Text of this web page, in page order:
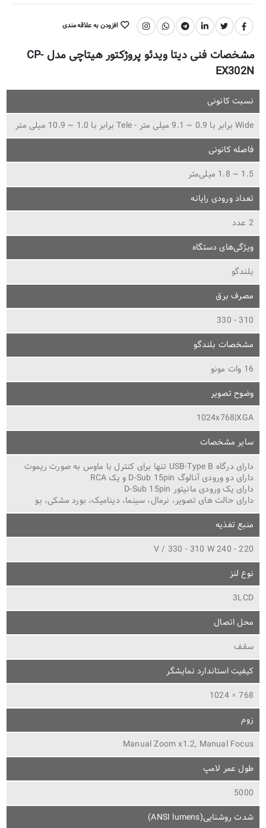
اشتراک گذاری: افزودن به علاقه مندی
مشخصات فنی دیتا ویدئو پروژکتور هیتاچی مدل CP-
EX302N
نسبت کانونی
Wide برابر با 0.9 ~ 9.1 میلی متر - Tele برابر با 1.0 ~ 10.9 میلی متر
فاصله کانونی
1.5 ~ 1.8 میلی‌متر
تعداد ورودی رایانه
2 عدد
ویژگی‌های دستگاه
بلندگو
مصرف برق
310 - 330
مشخصات بلندگو
16 وات مونو
وضوح تصویر
1024x768|XGA
سایر مشخصات
دارای درگاه USB-Type B تنها برای کنترل با ماوس به صورت ریموت
دارای دو ورودی آنالوگ D-Sub 15pin و یک RCA
دارای یک ورودی مانیتور D-Sub 15pin
دارای حالت های تصویر، نرمال، سینما، دینامیک، بورد مشکی، بو
منبع تغذیه
220 - 240 V / 330 - 310 W
نوع لنز
3LCD
محل اتصال
سقف
کیفیت استاندارد نمایشگر
768 × 1024
زوم
Manual Zoom x1.2, Manual Focus
طول عمر لامپ
5000
شدت روشنایی(ANSI lumens)